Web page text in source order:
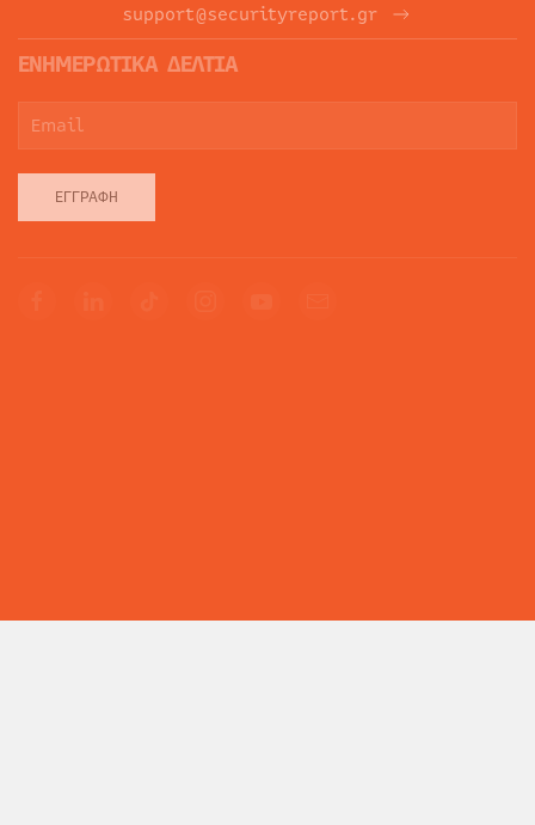
support@securityreport.gr
ΕΝΗΜΕΡΩΤΙΚΑ ΔΕΛΤΙΑ
ΕΓΓΡΑΦΉ